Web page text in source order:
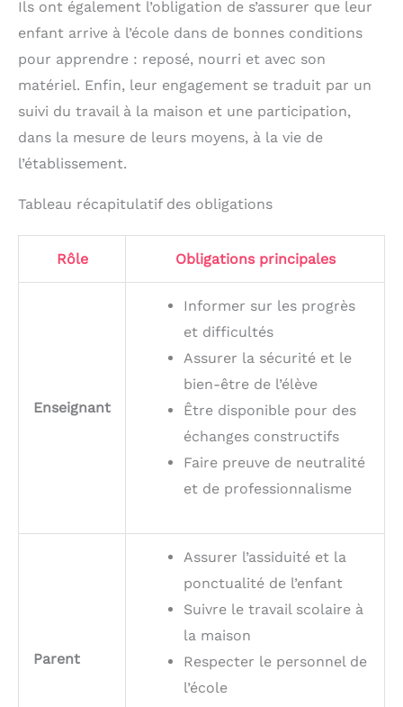
Ils ont également l’obligation de s’assurer que leur
enfant arrive à l’école dans de bonnes conditions
pour apprendre : reposé, nourri et avec son
matériel. Enfin, leur engagement se traduit par un
suivi du travail à la maison et une participation,
dans la mesure de leurs moyens, à la vie de
l’établissement.
Tableau récapitulatif des obligations
Rôle Obligations principales
Enseignant
Informer sur les progrès
et difficultés
Assurer la sécurité et le
bien-être de l’élève
Être disponible pour des
échanges constructifs
Faire preuve de neutralité
et de professionnalisme
Parent
Assurer l’assiduité et la
ponctualité de l’enfant
Suivre le travail scolaire à
la maison
Respecter le personnel de
l’école